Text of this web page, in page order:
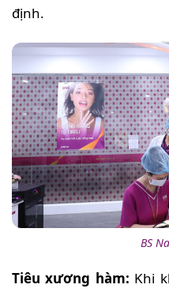
định.
BS
Tiêu xương hàm: Khi